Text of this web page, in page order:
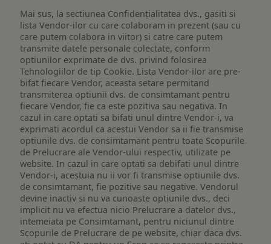
Mai sus, la sectiunea Confidențialitatea dvs., gasiti si
lista Vendor-ilor cu care colaboram in prezent (sau cu
care putem colabora in viitor) si catre care putem
transmite datele personale colectate, conform
optiunilor exprimate de dvs. privind folosirea
Tehnologiilor de tip Cookie. Lista Vendor-ilor are pre-
bifat fiecare Vendor, aceasta setare permitand
transmiterea optiunii dvs. de consimtamant pentru
fiecare Vendor, fie ca este pozitiva sau negativa. In
cazul in care optati sa bifati unul dintre Vendor-i, va
exprimati acordul ca acestui Vendor sa ii fie transmise
optiunile dvs. de consimtamant pentru toate Scopurile
de Prelucrare ale Vendor-ului respectiv, utilizate pe
website. In cazul in care optati sa debifati unul dintre
Vendor-i, acestuia nu ii vor fi transmise optiunile dvs.
de consimtamant, fie pozitive sau negative. Vendorul
devine inactiv si nu va cunoaste optiunile dvs., deci
implicit nu va efectua nicio Prelucrare a datelor dvs.,
intemeiata pe Consimtamant, pentru niciunul dintre
Scopurile de Prelucrare de pe website, chiar daca dvs.